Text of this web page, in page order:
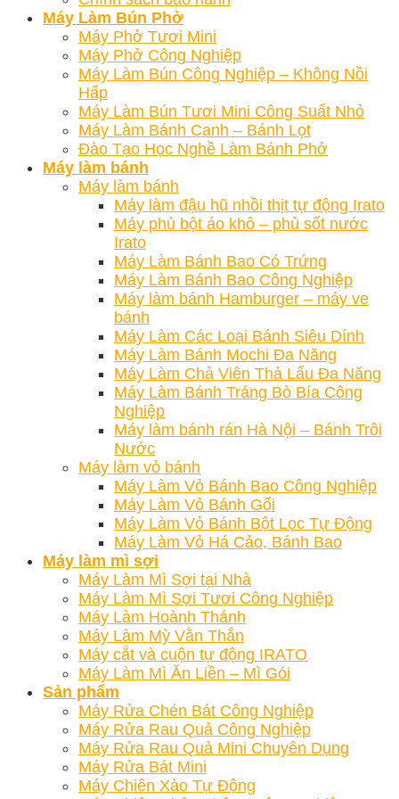
Máy Làm Bún Phở
Máy Phở Tươi Mini
Máy Phở Công Nghiệp
Máy Làm Bún Công Nghiệp – Không Nồi
Hấp
Máy Làm Bún Tươi Mini Công Suất Nhỏ
Máy Làm Bánh Canh – Bánh Lọt
Đào Tạo Học Nghề Làm Bánh Phở
Máy làm bánh
Máy làm bánh
Máy làm đậu hũ nhồi thịt tự động Irato
Máy phủ bột áo khô – phủ sốt nước
Irato
Máy Làm Bánh Bao Có Trứng
Máy Làm Bánh Bao Công Nghiệp
Máy làm bánh Hamburger – máy ve
bánh
Máy Làm Các Loại Bánh Siêu Dính
Máy Làm Bánh Mochi Đa Năng
Máy Làm Chả Viên Thả Lẩu Đa Năng
Máy Làm Bánh Tráng Bò Bía Công
Nghiệp
Máy làm bánh rán Hà Nội – Bánh Trôi
Nước
Máy làm vỏ bánh
Máy Làm Vỏ Bánh Bao Công Nghiệp
Máy Làm Vỏ Bánh Gối
Máy Làm Vỏ Bánh Bột Lọc Tự Động
Máy Làm Vỏ Há Cảo, Bánh Bao
Máy làm mì sợi
Máy Làm Mì Sợi tại Nhà
Máy Làm Mì Sợi Tươi Công Nghiệp
Máy Làm Hoành Thánh
Máy Làm Mỳ Vằn Thắn
Máy cắt và cuộn tự động IRATO
Máy Làm Mì Ăn Liền – Mì Gói
Sản phẩm
Máy Rửa Chén Bát Công Nghiệp
Máy Rửa Rau Quả Công Nghiệp
Máy Rửa Rau Quả Mini Chuyên Dụng
Máy Rửa Bát Mini
Máy Chiên Xào Tự Động